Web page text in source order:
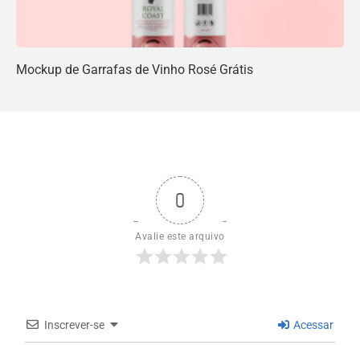
Mockup de Garrafas de Vinho Rosé Grátis
0
Avalie este arquivo
Inscrever-se Acessar